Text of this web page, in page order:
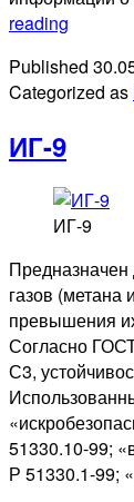
reading
Published
Categorized as
ИГ-9
ИГ-9
газов (метана
превышения
Согласно
С3,
51330.10-99;
Р 51330.1-99;